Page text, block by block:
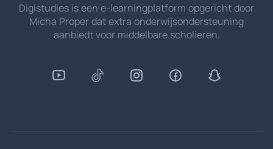
Digistudies is een e-learningplatform opgericht door
Micha Proper dat extra onderwijsondersteuning
aanbiedt voor middelbare scholieren.